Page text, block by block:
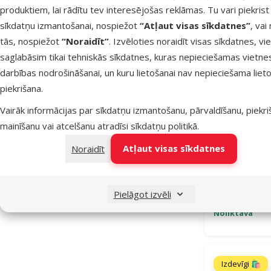
produktiem, lai rādītu tev interesējošas reklāmas. Tu vari piekrist
sīkdatņu izmantošanai, nospiežot “Atļaut visas sīkdatnes”, vai
tās, nospiežot “Noraidīt”. Izvēloties noraidīt visas sīkdatnes,
saglabāsim tikai tehniskās sīkdatnes, kuras nepieciešamas
darbības nodrošināšanai, un kuru lietošanai nav nepieciešama
piekrišana.
Vairāk informācijas par sīkdatņu izmantošanu, pārvaldīšanu,
mainīšanu vai atcelšanu atradīsi sīkdatņu politikā.
Noraidīt
Atļaut visas sīkdatnes
Pielāgot izvēli
Āda
1
Krāsa
Brūna/Bēša
Bēša Daudzkrāsains
Krēmkrāsa
PelēkaTumši pelēka
Īpašie piedāvājumi
Mēneša piedāvājumi
7
Mēneša lielā akcija
13
Rotaļlieta
Noliktavā
Izdevīgi 🛍️